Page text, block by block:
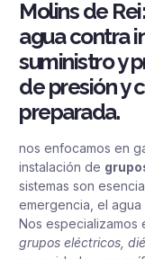
Molins de
agua contra
suministro y
de presión y
preparada.
nos enfocamos en
instalación de
sistemas son
emergencia, el
Nos especializamos
grupos eléctricos,